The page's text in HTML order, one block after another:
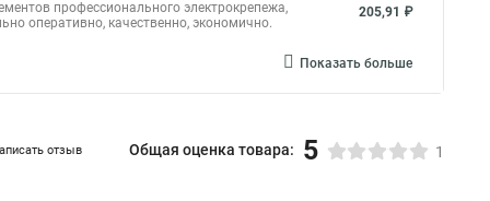
профессионального электрокрепежа,
оперативно, качественно, экономично.
205,91 ₽
Показать больше
отзыв Общая оценка товара: 5 1